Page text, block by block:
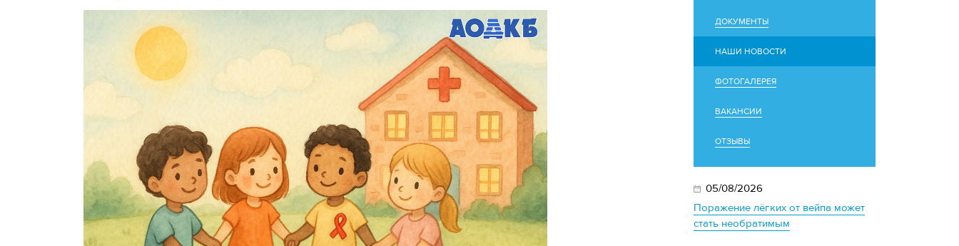
ДОКУМЕНТЫ
НАШИ НОВОСТИ
ФОТОГАЛЕРЕЯ
ВАКАНСИИ
ОТЗЫВЫ
05/08/2026
Поражение лёгких от вейпа может
стать необратимым